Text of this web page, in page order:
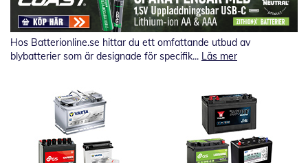
Hos Batterionline.se hittar du ett omfattande utbud av
blybatterier som är designade för specifik... Läs mer